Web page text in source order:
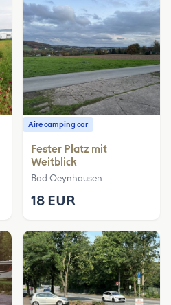
Aire camping car
Fester Platz mit
Weitblick
Bad Oeynhausen
18 EUR